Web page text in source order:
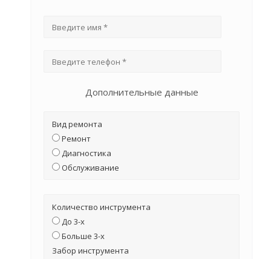
Дополнительные данные
Вид ремонта
Ремонт
Диагностика
Обслуживание
Количество инструмента
До 3-х
Больше 3-х
Забор инструмента